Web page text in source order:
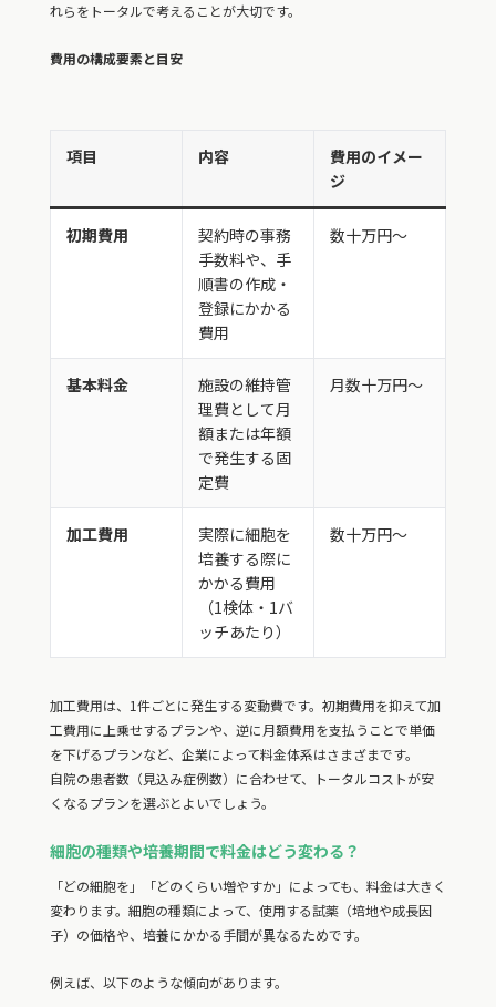
れらをトータルで考えることが大切です。
費用の構成要素と目安
項目 内容
費用のイメー
ジ
初期費用
契約時の事務
手数料や、手
順書の作成・
登録にかかる
費用
数十万円〜
基本料金
施設の維持管
理費として月
額または年額
で発生する固
定費
月数十万円〜
加工費用
実際に細胞を
培養する際に
かかる費用
（1検体・1バ
ッチあたり）
数十万円〜
加工費用は、1件ごとに発生する変動費です。初期費用を抑えて加
工費用に上乗せするプランや、逆に月額費用を支払うことで単価
を下げるプランなど、企業によって料金体系はさまざまです。
自院の患者数（見込み症例数）に合わせて、トータルコストが安
くなるプランを選ぶとよいでしょう。
細胞の種類や培養期間で料金はどう変わる？
「どの細胞を」「どのくらい増やすか」によっても、料金は大きく
変わります。細胞の種類によって、使用する試薬（培地や成長因
子）の価格や、培養にかかる手間が異なるためです。
例えば、以下のような傾向があります。